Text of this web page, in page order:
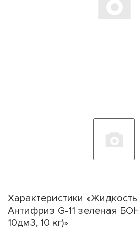
Характеристики
Антифриз G-11 зеленая
10дм3, 10 кг)»